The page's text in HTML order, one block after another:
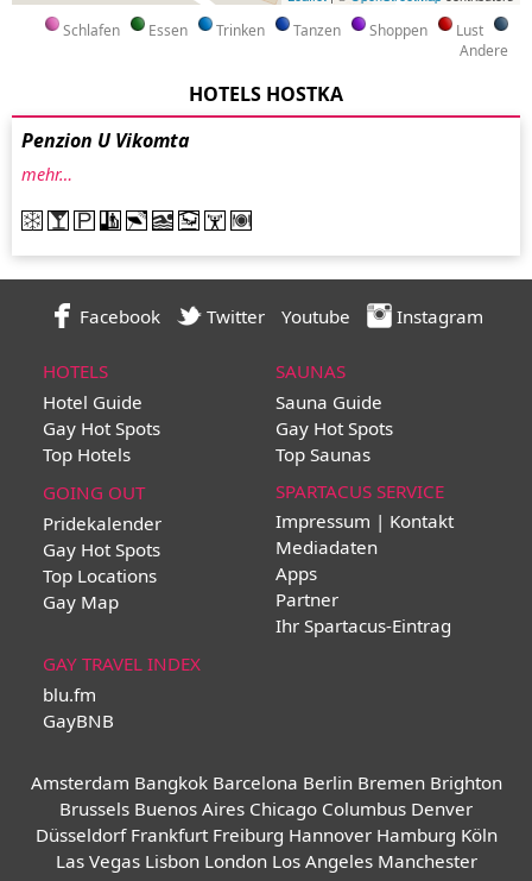
Schlafen Essen Trinken Tanzen Shoppen
Lust
Andere
HOTELS HOSTKA
Penzion U Vikomta
mehr…
Facebook Twitter Youtube Instagram
HOTELS
Hotel Guide
Gay Hot Spots
Top Hotels
SAUNAS
Sauna Guide
Gay Hot Spots
Top Saunas
GOING OUT
Pridekalender
Gay Hot Spots
Top Locations
Gay Map
SPARTACUS SERVICE
Impressum | Kontakt
Mediadaten
Apps
Partner
Ihr Spartacus-Eintrag
GAY TRAVEL INDEX
blu.fm
GayBNB
Amsterdam Bangkok Barcelona Berlin Bremen Brighton
Brussels Buenos Aires Chicago Columbus Denver
Düsseldorf Frankfurt Freiburg Hannover Hamburg Köln
Las Vegas Lisbon London Los Angeles Manchester